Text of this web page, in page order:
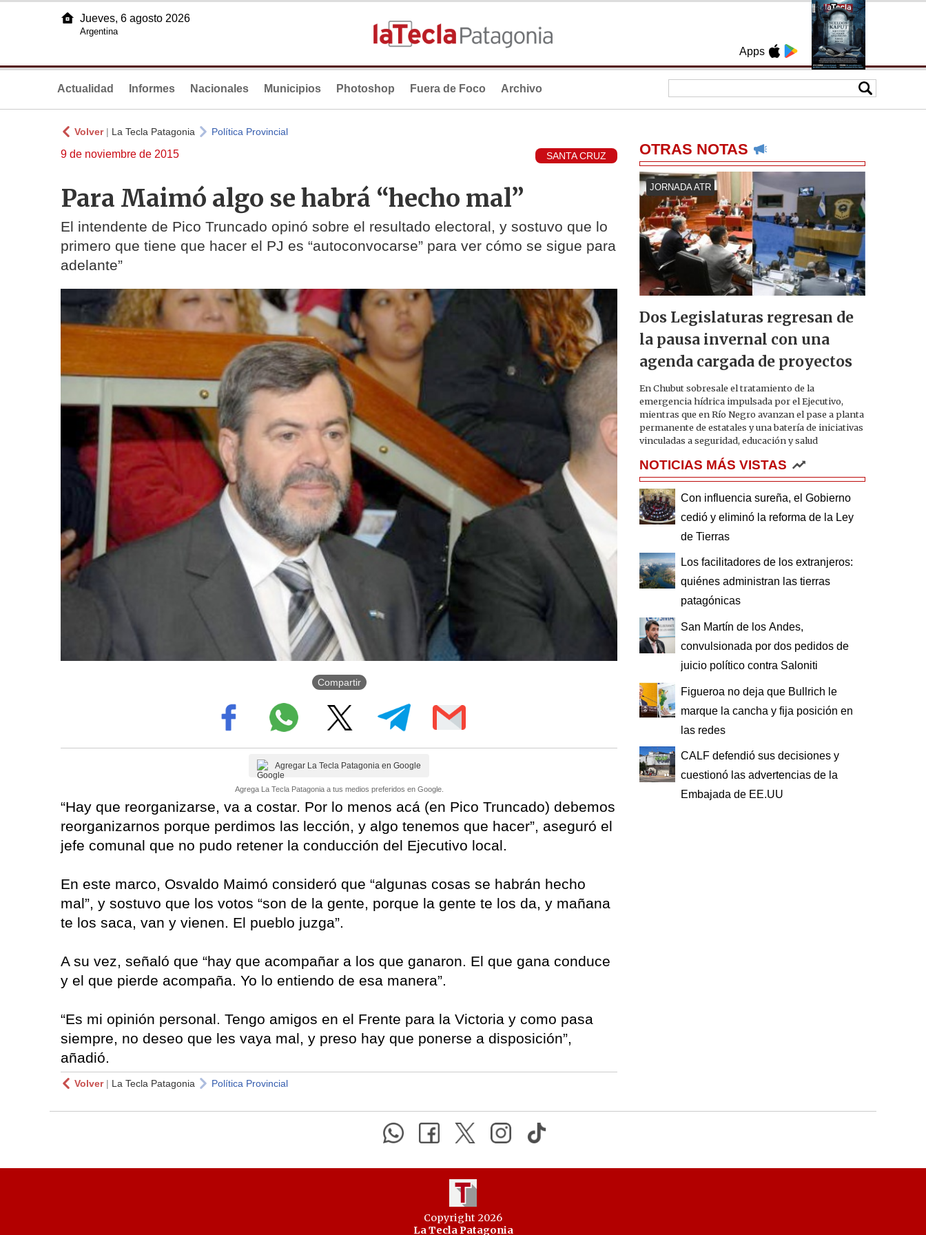
Apps
Jueves, 6 agosto 2026
Argentina
Actualidad Informes Nacionales Municipios Photoshop Fuera de Foco Archivo
Volver| La Tecla Patagonia Política Provincial
9 de noviembre de 2015 SANTA CRUZ
Para Maimó algo se habrá “hecho mal”
El intendente de Pico Truncado opinó sobre el resultado electoral, y sostuvo que lo
primero que tiene que hacer el PJ es “autoconvocarse” para ver cómo se sigue para
adelante”
Compartir
Agregar La Tecla Patagonia en Google
Agrega La Tecla Patagonia a tus medios preferidos en Google.
“Hay que reorganizarse, va a costar. Por lo menos acá (en Pico Truncado) debemos
reorganizarnos porque perdimos las lección, y algo tenemos que hacer”, aseguró el
jefe comunal que no pudo retener la conducción del Ejecutivo local.
En este marco, Osvaldo Maimó consideró que “algunas cosas se habrán hecho
mal”, y sostuvo que los votos “son de la gente, porque la gente te los da, y mañana
te los saca, van y vienen. El pueblo juzga”.
A su vez, señaló que “hay que acompañar a los que ganaron. El que gana conduce
y el que pierde acompaña. Yo lo entiendo de esa manera”.
“Es mi opinión personal. Tengo amigos en el Frente para la Victoria y como pasa
siempre, no deseo que les vaya mal, y preso hay que ponerse a disposición”,
añadió.
Volver| La Tecla Patagonia Política Provincial
OTRAS NOTAS
JORNADA ATR
Dos Legislaturas regresan de
la pausa invernal con una
agenda cargada de proyectos
En Chubut sobresale el tratamiento de la
emergencia hídrica impulsada por el Ejecutivo,
mientras que en Río Negro avanzan el pase a planta
permanente de estatales y una batería de iniciativas
vinculadas a seguridad, educación y salud
NOTICIAS MÁS VISTAS
Con influencia sureña, el Gobierno
cedió y eliminó la reforma de la Ley
de Tierras
Los facilitadores de los extranjeros:
quiénes administran las tierras
patagónicas
San Martín de los Andes,
convulsionada por dos pedidos de
juicio político contra Saloniti
Figueroa no deja que Bullrich le
marque la cancha y fija posición en
las redes
CALF defendió sus decisiones y
cuestionó las advertencias de la
Embajada de EE.UU
Copyright 2026
La Tecla Patagonia